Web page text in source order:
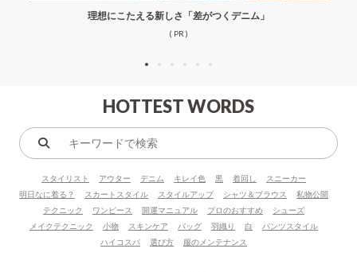
理想にこたえる新しさ「差がつくデニム」
( PR )
HOTTEST WORDS
キ
ワ
ー
ド
で
スタイリスト アウター デニム キレイ色 黒 着回し
スニーカー
明日なに着る？
スカートスタイル スタイルアップ シャツ＆ブラウス
私物公開
テクニック
ワンピース 開運マニュアル プロのおすすめ
シューズ
メイクテクニック
小物 スキンケア バッグ 羽織り 白
パンツスタイル
ハイコスパ
選び方 服のメンテナンス